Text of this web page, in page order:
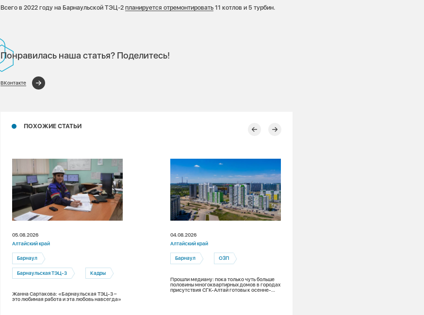
Всего в 2022 году на Барнаульской ТЭЦ-2планируется отремонтировать 11 котлов и 5 турбин.
Понравилась наша статья? Поделитесь!
ВКонтакте
ПОХОЖИЕ СТАТЬИ
05.08.2026
Алтайский край
Барнаул
Барнаульская ТЭЦ-3 Кадры
Жанна Сартакова: «Барнаульская ТЭЦ-3 –
это любимая работа и эта любовь навсегда»
04.08.2026
Алтайский край
Барнаул ОЗП
Прошли медиану: пока только чуть больше
половины многоквартирных домов в городах
присутствия СГК-Алтай готовы к осенне-